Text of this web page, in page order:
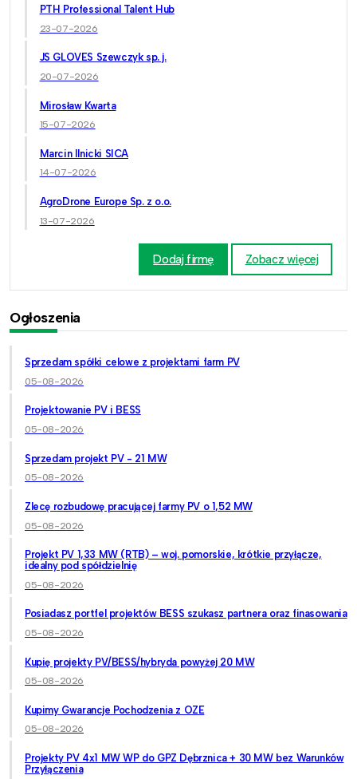
PTH Professional Talent Hub
23-07-2026
JS GLOVES Szewczyk sp. j.
20-07-2026
Mirosław Kwarta
15-07-2026
Marcin Ilnicki SICA
14-07-2026
AgroDrone Europe Sp. z o.o.
13-07-2026
Dodaj firmę Zobacz więcej
Ogłoszenia
Sprzedam spółki celowe z projektami farm PV
05-08-2026
Projektowanie PV i BESS
05-08-2026
Sprzedam projekt PV - 21 MW
05-08-2026
Zlecę rozbudowę pracującej farmy PV o 1,52 MW
05-08-2026
Projekt PV 1,33 MW (RTB) – woj. pomorskie, krótkie przyłącze,
idealny pod spółdzielnię
05-08-2026
Posiadasz portfel projektów BESS szukasz partnera oraz finasowania
05-08-2026
Kupię projekty PV/BESS/hybryda powyżej 20 MW
05-08-2026
Kupimy Gwarancje Pochodzenia z OZE
05-08-2026
Projekty PV 4x1 MW WP do GPZ Dębrznica + 30 MW bez Warunków
Przyłączenia